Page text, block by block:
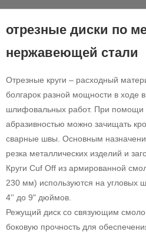
отрезные диски по
нержавеющей стали
Отрезные круги – расходный
болгарок разной мощности в ходе
шлифовальных работ. При помощи
абразивностью можно зачищать
сварные швы. Основным
резка металлических изделий и
Круги Cuf Off из армированной
230 мм) используются на угловых
4'' до 9" дюймов.
Режущий диск со связующим
боковую прочность для